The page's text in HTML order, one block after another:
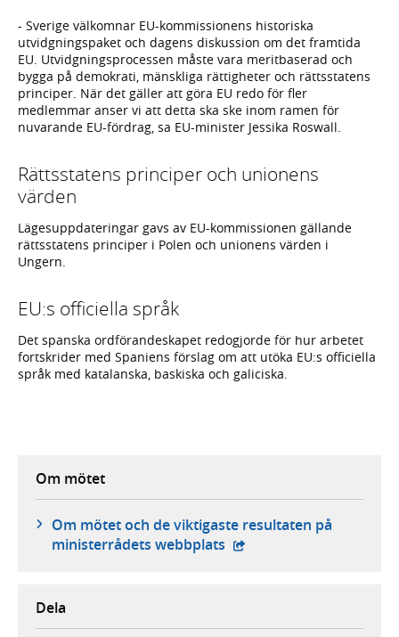
- Sverige välkomnar EU-kommissionens historiska
utvidgningspaket och dagens diskussion om det framtida
EU. Utvidgningsprocessen måste vara meritbaserad och
bygga på demokrati, mänskliga rättigheter och rättsstatens
principer. När det gäller att göra EU redo för fler
medlemmar anser vi att detta ska ske inom ramen för
nuvarande EU-fördrag, sa EU-minister Jessika Roswall.
Rättsstatens principer och unionens
värden
Lägesuppdateringar gavs av EU-kommissionen gällande
rättsstatens principer i Polen och unionens värden i
Ungern.
EU:s officiella språk
Det spanska ordförandeskapet redogjorde för hur arbetet
fortskrider med Spaniens förslag om att utöka EU:s officiella
språk med katalanska, baskiska och galiciska.
Om mötet
Om mötet och de viktigaste resultaten på
ministerrådets webbplats - extern webbplats,
Dela